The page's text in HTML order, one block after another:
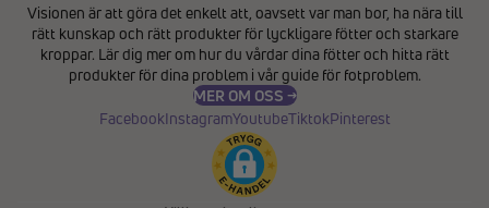
Visionen är att göra det enkelt att, oavsett var man bor, ha nära till
rätt kunskap och rätt produkter för lyckligare fötter och starkare
kroppar. Lär dig mer om hur du vårdar dina fötter och hitta rätt
produkter för dina problem i vårguide för fotproblem.
MER OM OSS →
FacebookInstagramYoutubeTiktokPinterest
Återbetalningspolicy
Användarvillkor
Fraktpolicy
Kontaktinformation
Avbeställningspolicy
Rättsligt meddelande